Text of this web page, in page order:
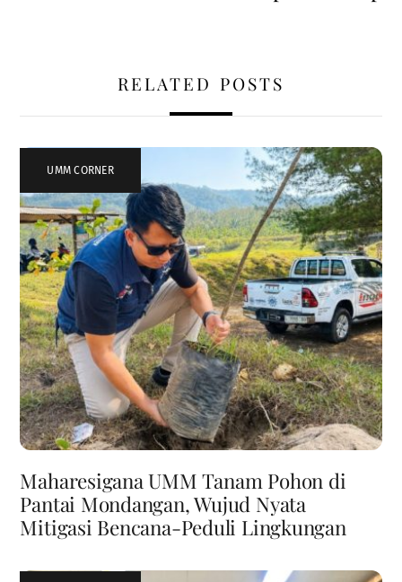
RELATED POSTS
UMM CORNER
Maharesigana UMM Tanam Pohon di
Pantai Mondangan, Wujud Nyata
Mitigasi Bencana-Peduli Lingkungan